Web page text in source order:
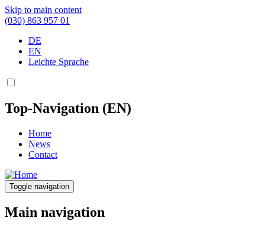
Skip to main content
(030) 863 957 01
DE
EN
Leichte Sprache
Top-Navigation (EN)
Home
News
Contact
Toggle navigation
Main navigation